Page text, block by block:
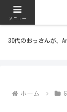
30代のおっさんが、
ホーム
メニュー